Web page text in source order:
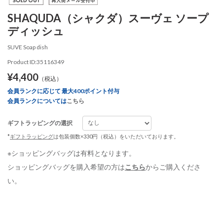
SHAQUDA（シャクダ）スーヴェ ソープ
ディッシュ
SUVE Soap dish
Product ID:35116349
¥4,400 （税込）
会員ランクに応じて 最大400ポイント付与
会員ランクについてはこちら
ギフトラッピングの選択
*ギフトラッピングは包装個数×330円（税込）をいただいております。
※ショッピングバッグは有料となります。
ショッピングバッグを購入希望の方はこちらからご購入くださ
い。